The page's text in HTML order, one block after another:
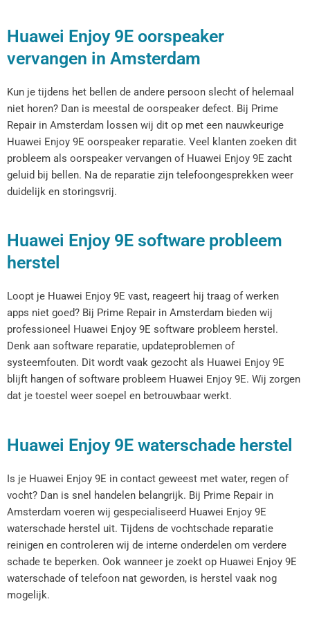
Huawei Enjoy 9E oorspeaker
vervangen in Amsterdam
Kun je tijdens het bellen de andere persoon slecht of helemaal
niet horen? Dan is meestal de oorspeaker defect. Bij Prime
Repair in Amsterdam lossen wij dit op met een nauwkeurige
Huawei Enjoy 9E oorspeaker reparatie. Veel klanten zoeken dit
probleem als oorspeaker vervangen of Huawei Enjoy 9E zacht
geluid bij bellen. Na de reparatie zijn telefoongesprekken weer
duidelijk en storingsvrij.
Huawei Enjoy 9E software probleem
herstel
Loopt je Huawei Enjoy 9E vast, reageert hij traag of werken
apps niet goed? Bij Prime Repair in Amsterdam bieden wij
professioneel Huawei Enjoy 9E software probleem herstel.
Denk aan software reparatie, updateproblemen of
systeemfouten. Dit wordt vaak gezocht als Huawei Enjoy 9E
blijft hangen of software probleem Huawei Enjoy 9E. Wij zorgen
dat je toestel weer soepel en betrouwbaar werkt.
Huawei Enjoy 9E waterschade herstel
Is je Huawei Enjoy 9E in contact geweest met water, regen of
vocht? Dan is snel handelen belangrijk. Bij Prime Repair in
Amsterdam voeren wij gespecialiseerd Huawei Enjoy 9E
waterschade herstel uit. Tijdens de vochtschade reparatie
reinigen en controleren wij de interne onderdelen om verdere
schade te beperken. Ook wanneer je zoekt op Huawei Enjoy 9E
waterschade of telefoon nat geworden, is herstel vaak nog
mogelijk.